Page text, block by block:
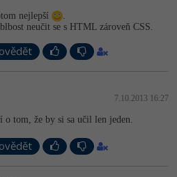
nejlepší
neučit se s HTML zároveň CSS.
7.10.2013 16:27
tom, že by si sa učil len jeden.